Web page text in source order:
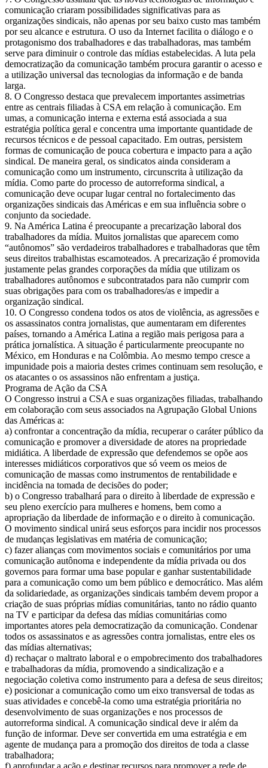
comunicação criaram possibilidades significativas para as
organizações sindicais, não apenas por seu baixo custo mas também
por seu alcance e estrutura. O uso da Internet facilita o diálogo e o
protagonismo dos trabalhadores e das trabalhadoras, mas também
serve para diminuir o controle das mídias estabelecidas. A luta pela
democratização da comunicação também procura garantir o acesso e
a utilização universal das tecnologias da informação e de banda
larga.
8. O Congresso destaca que prevalecem importantes assimetrias
entre as centrais filiadas à CSA em relação à comunicação. Em
umas, a comunicação interna e externa está associada a sua
estratégia política geral e concentra uma importante quantidade de
recursos técnicos e de pessoal capacitado. Em outras, persistem
formas de comunicação de pouca cobertura e impacto para a ação
sindical. De maneira geral, os sindicatos ainda consideram a
comunicação como um instrumento, circunscrita à utilização da
mídia. Como parte do processo de autorreforma sindical, a
comunicação deve ocupar lugar central no fortalecimento das
organizações sindicais das Américas e em sua influência sobre o
conjunto da sociedade.
9. Na América Latina é preocupante a precarização laboral dos
trabalhadores da mídia. Muitos jornalistas que aparecem como
“autônomos” são verdadeiros trabalhadores e trabalhadoras que têm
seus direitos trabalhistas escamoteados. A precarização é promovida
justamente pelas grandes corporações da mídia que utilizam os
trabalhadores autônomos e subcontratados para não cumprir com
suas obrigações para com os trabalhadores/as e impedir a
organização sindical.
10. O Congresso condena todos os atos de violência, as agressões e
os assassinatos contra jornalistas, que aumentaram em diferentes
países, tornando a América Latina a região mais perigosa para a
prática jornalística. A situação é particularmente preocupante no
México, em Honduras e na Colômbia. Ao mesmo tempo cresce a
impunidade pois a maioria destes crimes continuam sem resolução, e
os atacantes o os assassinos não enfrentam a justiça.
Programa de Ação da CSA
O Congresso instrui a CSA e suas organizações filiadas, trabalhando
em colaboração com seus associados na Agrupação Global Unions
das Américas a:
a) confrontar a concentração da mídia, recuperar o caráter público da
comunicação e promover a diversidade de atores na propriedade
midiática. A liberdade de expressão que defendemos se opõe aos
interesses midiáticos corporativos que só veem os meios de
comunicação de massas como instrumentos de rentabilidade e
incidência na tomada de decisões do poder;
b) o Congresso trabalhará para o direito à liberdade de expressão e
seu pleno exercício para mulheres e homens, bem como a
apropriação da liberdade de informação e o direito à comunicação.
O movimento sindical unirá seus esforços para incidir nos processos
de mudanças legislativas em matéria de comunicação;
c) fazer alianças com movimentos sociais e comunitários por uma
comunicação autônoma e independente da mídia privada ou dos
governos para formar uma base popular e ganhar sustentabilidade
para a comunicação como um bem público e democrático. Mas além
da solidariedade, as organizações sindicais também devem propor a
criação de suas próprias mídias comunitárias, tanto no rádio quanto
na TV e participar da defesa das mídias comunitárias como
importantes atores pela democratização da comunicação. Condenar
todos os assassinatos e as agressões contra jornalistas, entre eles os
das mídias alternativas;
d) rechaçar o maltrato laboral e o empobrecimento dos trabalhadores
e trabalhadoras da mídia, promovendo a sindicalização e a
negociação coletiva como instrumento para a defesa de seus direitos;
e) posicionar a comunicação como um eixo transversal de todas as
suas atividades e concebê-la como uma estratégia prioritária no
desenvolvimento de suas organizações e nos processos de
autorreforma sindical. A comunicação sindical deve ir além da
função de informar. Deve ser convertida em uma estratégia e em
agente de mudança para a promoção dos direitos de toda a classe
trabalhadora;
f) aprofundar a ação e destinar recursos para promover a rede de